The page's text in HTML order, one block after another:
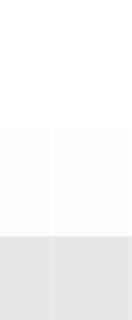
踪被他从死人堆里救出来，蓬头垢面
外竞争，通过创新实践实现本土设